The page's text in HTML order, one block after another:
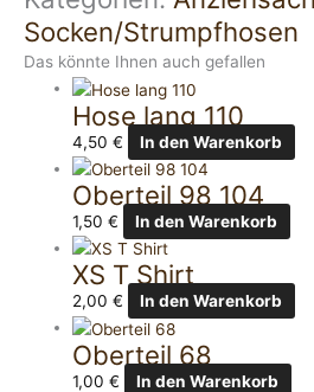
Socken/Strumpfhosen
Das könnte Ihnen auch gefallen
Hose lang 110
4,50€ In den Warenkorb
Oberteil 98 104
1,50€ In den Warenkorb
XS T Shirt
2,00€ In den Warenkorb
Oberteil 68
1,00€ In den Warenkorb